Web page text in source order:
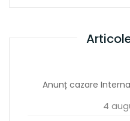
Anunț cazare
4